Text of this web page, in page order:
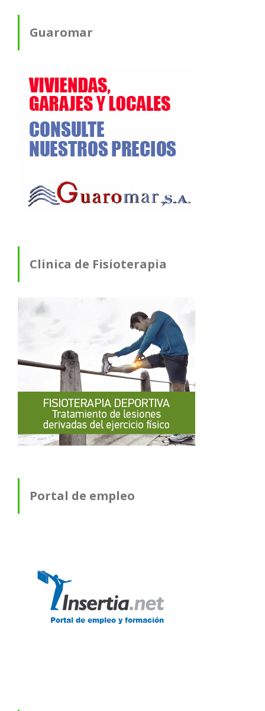
Guaromar
Clinica de Fisioterapia
Portal de empleo